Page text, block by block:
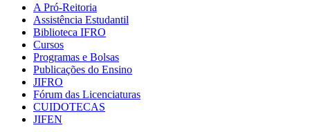
A Pró-Reitoria
Assistência Estudantil
Biblioteca IFRO
Cursos
Programas e Bolsas
Publicações do Ensino
JIFRO
Fórum das Licenciaturas
CUIDOTECAS
JIFEN